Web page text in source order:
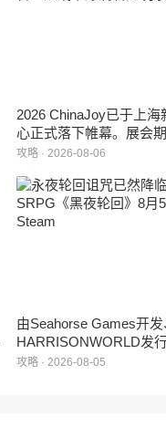
2026 ChinaJoy已于上海
心正式落下帷幕。展会
旗下蓝海工作室自研的多
相，并向玩家开放试玩。
攻略 · 2026-08-06
由Seahorse Games开发
HARRISONWORLD发
卡牌战棋游戏 《黑夜轮
攻略 · 2026-08-05